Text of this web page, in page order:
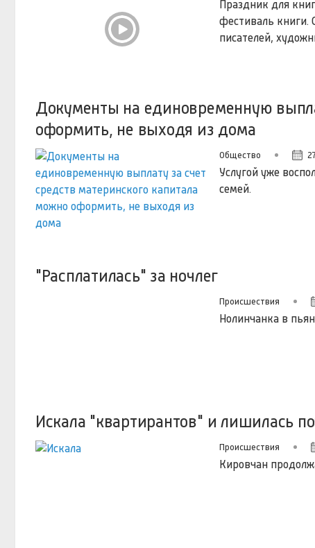
Праздник для
фестиваль книги.
писателей,
Документы на единовременную
оформить, не выходя из дома
Общество
Услугой уже
семей.
"Расплатилась" за ночлег
Происшествия
Нолинчанка в
Искала "квартирантов" и лишилась
Происшествия
Кировчан